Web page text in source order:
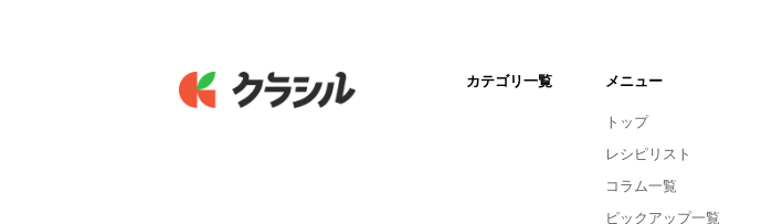
カテゴリ一覧 メニュー
トップ
レシピリスト
コラム一覧
ピックアップ一覧